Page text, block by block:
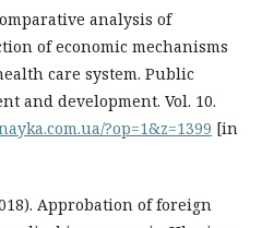
analysis of
of economic mechanisms
care system. Public
and development. Vol. 10.
?op=1&z=1399 [in
Approbation of foreign